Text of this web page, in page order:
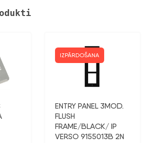
IZPĀRDOŠANA
ENTRY PANEL 3MOD.
FLUSH
FRAME/BLACK/ IP
VERSO 9155013B 2N